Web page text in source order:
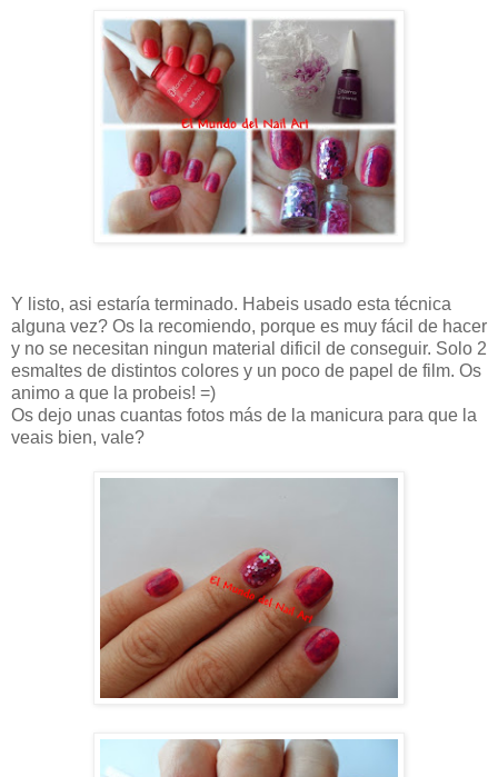
Y listo, asi estaría terminado. Habeis usado esta técnica
alguna vez? Os la recomiendo, porque es muy fácil de hacer
y no se necesitan ningun material dificil de conseguir. Solo 2
esmaltes de distintos colores y un poco de papel de film. Os
animo a que la probeis! =)
Os dejo unas cuantas fotos más de la manicura para que la
veais bien, vale?